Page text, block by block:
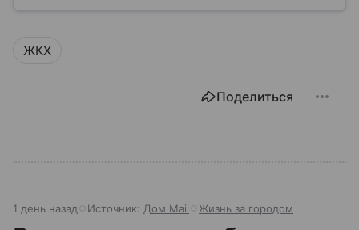
ЖКХ
Поделиться
1 день назад Источник: Дом Mail Жизнь за городом